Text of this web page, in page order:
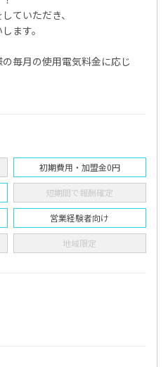
ていただき、
ます。
毎月の使用電気料金に応じ
初期費用・加盟金0円
短期間で報酬確定
営業経験者向け
地域限定